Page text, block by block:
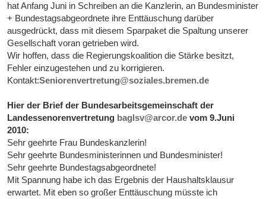
hat Anfang Juni in Schreiben an die Kanzlerin, an Bundesminister
+ Bundestagsabgeordnete ihre Enttäuschung darüber
ausgedrückt, dass mit diesem Sparpaket die Spaltung unserer
Gesellschaft voran getrieben wird.
Wir hoffen, dass die Regierungskoalition die Stärke besitzt,
Fehler einzugestehen und zu korrigieren.
Kontakt:Seniorenvertretung@soziales.bremen.de
Hier der Brief der Bundesarbeitsgemeinschaft der
Landessenorenvertretung baglsv@arcor.de vom 9.Juni
2010:
Sehr geehrte Frau Bundeskanzlerin!
Sehr geehrte Bundesministerinnen und Bundesminister!
Sehr geehrte Bundestagsabgeordnete!
Mit Spannung habe ich das Ergebnis der Haushaltsklausur
erwartet. Mit eben so großer Enttäuschung müsste ich